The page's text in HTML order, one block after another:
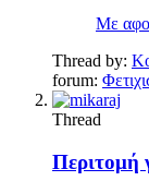
Με
Thread by:
forum:
Thread
Περιτομή